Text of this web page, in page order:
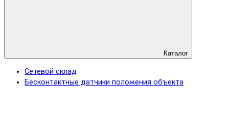
Каталог
Сетевой склад
Бесконтактные датчики положения объекта